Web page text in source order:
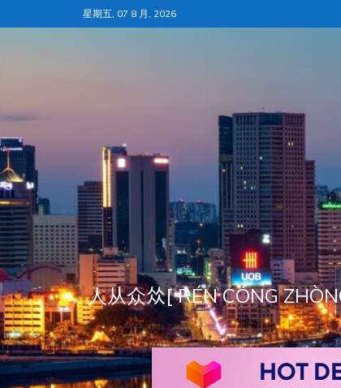
至
星期五, 07 8 月, 2026
人从众𠈌[ RÉN CÓNG